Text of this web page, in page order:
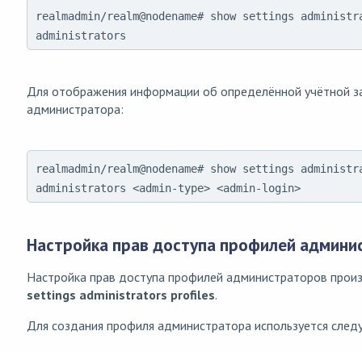
realmadmin/realm@nodename# show settings
administrators
Для отображения информации об определённой учётной
администратора:
realmadmin/realm@nodename# show settings
administrators <admin-type> <admin-login>
Настройка прав доступа профилей
Настройка прав доступа профилей администраторов
settings administrators profiles.
Для создания профиля администратора используется